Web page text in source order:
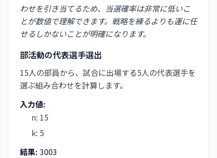
わせを引き当てるため、当選確率は非常に低いこ
とが数値で理解できます。戦略を練るよりも運に任
せるしかないことが明確になります。
部活動の代表選手選出
15人の部員から、試合に出場する5人の代表選手を
選ぶ組み合わせを計算します。
入力値:
n: 15
k: 5
結果: 3003